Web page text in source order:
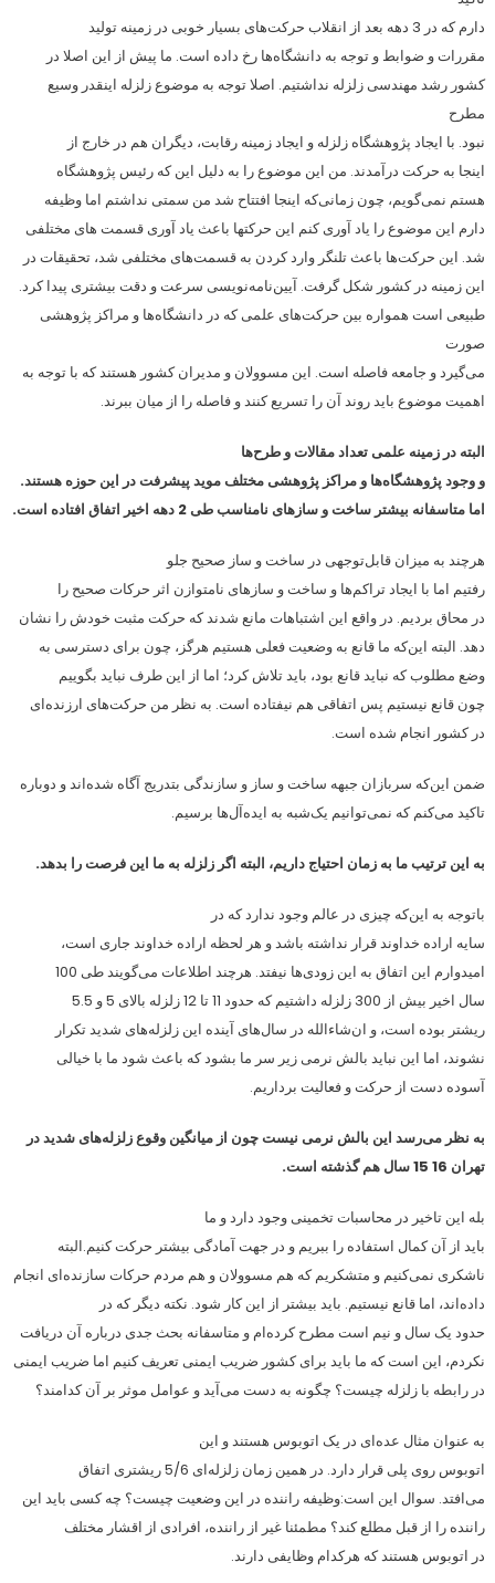
دارم که در 3 دهه بعد از انقلاب حرکت‌های بسیار خوبی در زمینه تولید
مقررات و ضوابط و توجه به دانشگاه‌ها رخ داده است. ما پیش از این اصلا در
کشور رشد مهندسی زلزله نداشتیم. اصلا توجه به موضوع زلزله اینقدر وسیع
مطرح
نبود. با ایجاد پژوهشگاه زلزله و ایجاد زمینه رقابت، دیگران هم در خارج از
اینجا به حرکت درآمدند. من این موضوع را به دلیل این که رئیس پژوهشگاه
هستم نمی‌گویم، چون زمانی‌که اینجا افتتاح شد من سمتی نداشتم اما وظیفه
دارم این موضوع را یاد آوری کنم این حرکتها باعث یاد آوری قسمت های مختلفی
شد. این حرکت‌ها باعث تلنگر وارد کردن به قسمت‌های مختلفی شد، تحقیقات در
این زمینه در کشور شکل گرفت. آیین‌نامه‌نویسی سرعت و دقت بیشتری پیدا کرد.
طبیعی است همواره بین حرکت‌های علمی که در دانشگاه‌ها و مراکز پژوهشی
صورت
می‌گیرد و جامعه فاصله است. این مسوولان و مدیران کشور هستند که با توجه به
اهمیت موضوع باید روند آن را تسریع کنند و فاصله را از میان ببرند.
البته در زمینه علمی تعداد مقالات و طرح‌ها
و وجود پژوهشگاه‌ها و مراکز پژوهشی مختلف موید پیشرفت در این حوزه هستند.
اما متاسفانه بیشتر ساخت و سازهای نامناسب طی 2 دهه اخیر اتفاق افتاده است.
هرچند به میزان قابل‌توجهی در ساخت و ساز صحیح جلو
رفتیم اما با ایجاد تراکم‌ها و ساخت و سازهای نامتوازن اثر حرکات صحیح را
در محاق بردیم. در واقع این اشتباهات مانع شدند که حرکت مثبت خودش را نشان
دهد. البته این‌که ما قانع به وضعیت فعلی هستیم هرگز، چون برای دسترسی به
وضع مطلوب که نباید قانع بود، باید تلاش کرد؛ اما از این طرف نباید بگوییم
چون قانع نیستیم پس اتفاقی هم نیفتاده است. به نظر من حرکت‌های ارزنده‌ای
در کشور انجام شده است.
ضمن این‌که سربازان جبهه ساخت و ساز و سازندگی بتدریج آگاه شده‌اند و دوباره
تاکید می‌کنم که نمی‌توانیم یک‌شبه به ایده‌آل‌ها برسیم.
به این ترتیب ما به زمان احتیاج داریم، البته اگر زلزله به ما این فرصت را بدهد.
باتوجه به این‌که چیزی در عالم وجود ندارد که در
سایه اراده خداوند قرار نداشته باشد و هر لحظه اراده خداوند جاری است،
امیدوارم این اتفاق به این زودی‌ها نیفتد. هرچند اطلاعات می‌گویند طی 100
سال اخیر بیش از 300 زلزله داشتیم که حدود 11 تا 12 زلزله بالای 5 و 5.5
ریشتر بوده است، و ان‌شاءالله در سال‌های آینده این زلزله‌های شدید تکرار
نشوند، اما این نباید بالش نرمی زیر سر ما بشود که باعث شود ما با خیالی
آسوده دست از حرکت و فعالیت برداریم.
به نظر می‌رسد این بالش نرمی نیست چون از میانگین وقوع زلزله‌های شدید در
تهران 16 15 سال هم گذشته است.
بله این تاخیر در محاسبات تخمینی وجود دارد و ما
باید از آن کمال استفاده را ببریم و در جهت آمادگی بیشتر حرکت کنیم.البته
ناشکری نمی‌کنیم و متشکریم که هم مسوولان و هم مردم حرکات سازنده‌ای انجام
داده‌اند، اما قانع نیستیم. باید بیشتر از این کار شود. نکته دیگر که در
حدود یک سال و نیم است مطرح کرده‌ام و متاسفانه بحث جدی درباره آن دریافت
نکردم، این است که ما باید برای کشور ضریب ایمنی تعریف کنیم اما ضریب ایمنی
در رابطه با زلزله چیست؟ چگونه به دست می‌آید و عوامل موثر بر آن کدامند؟
به عنوان مثال عده‌ای در یک اتوبوس هستند و این
اتوبوس روی پلی قرار دارد. در همین زمان زلزله‌ای 5/6 ریشتری اتفاق
می‌افتد. سوال این است:‌وظیفه راننده در این وضعیت چیست؟ چه کسی باید این
راننده را از قبل مطلع کند؟ مطمئنا غیر از راننده،‌ افرادی از اقشار مختلف
در اتوبوس هستند که هرکدام وظایفی دارند.